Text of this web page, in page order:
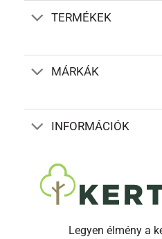
TERMÉKEK
MÁRKÁK
INFORMÁCIÓK
Legyen élmény a